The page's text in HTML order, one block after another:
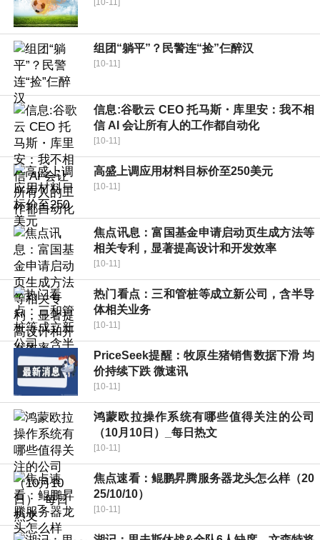
组团“躺平”？民警连“捡”仨醉汉
[10-11]
信息:谷歌云 CEO 托马斯・库里安：我不相
信 AI 会让所有人的工作都自动化
[10-11]
高盛上调应用材料目标价至250美元
[10-11]
焦点讯息：富国基金申请启动页生成方法等
相关专利，显著提高设计和开发效率
[10-11]
热门看点：三和管桩等成立新公司，含半导
体相关业务
[10-11]
PriceSeek提醒：牧原生猪销售数据下滑 均
价持续下跌 微速讯
[10-11]
鸿蒙欧拉操作系统有哪些值得关注的公司
（10月10日）_每日热文
[10-11]
焦点速看：鲲鹏昇腾服务器龙头怎么样（20
25/10/10）
[10-11]